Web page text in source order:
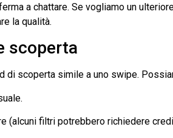
a chattare. Se vogliamo un
la qualità.
scoperta
di scoperta simile a uno swipe.
(alcuni filtri potrebbero richiedere